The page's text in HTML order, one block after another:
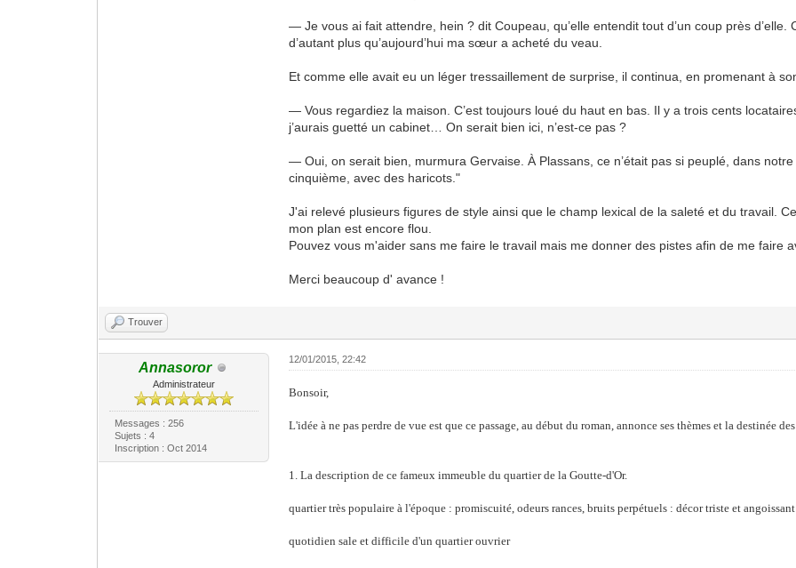
— Je vous ai fait attendre, hein ? dit Coupeau, qu’elle entendit tout d’un coup près d’elle.
d’autant plus qu’aujourd’hui ma sœur a acheté du veau.
Et comme elle avait eu un léger tressaillement de surprise, il continua, en promenant à
— Vous regardiez la maison. C’est toujours loué du haut en bas. Il y a trois cents
j’aurais guetté un cabinet… On serait bien ici, n’est-ce pas ?
— Oui, on serait bien, murmura Gervaise. À Plassans, ce n’était pas si peuplé, dans
cinquième, avec des haricots."
J'ai relevé plusieurs figures de style ainsi que le champ lexical de la saleté et du travail.
mon plan est encore flou.
Pouvez vous m'aider sans me faire le travail mais me donner des pistes afin de me faire
Merci beaucoup d' avance !
Trouver
Annasoror
Administrateur
Messages : 256
Sujets : 4
Inscription : Oct 2014
12/01/2015, 22:42
Bonsoir,
L'idée à ne pas perdre de vue est que ce passage, au début du roman, annonce ses thèmes et la destinée
1. La description de ce fameux immeuble du quartier de la Goutte-d'Or.
quartier très populaire à l'époque : promiscuité, odeurs rances, bruits perpétuels : décor triste et angoissant
quotidien sale et difficile d'un quartier ouvrier